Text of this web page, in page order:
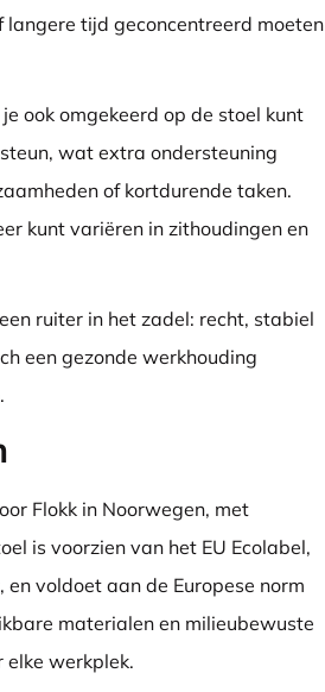
tijd geconcentreerd moeten
ook omgekeerd op de stoel kunt
wat extra ondersteuning
of kortdurende taken.
kunt variëren in zithoudingen en
ruiter in het zadel: recht, stabiel
een gezonde werkhouding
Flokk in Noorwegen, met
is voorzien van het EU Ecolabel,
voldoet aan de Europese norm
materialen en milieubewuste
elke werkplek.